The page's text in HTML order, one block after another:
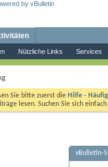
Nützliche Links Services
Sie bitte zuerst die Hilfe -
lesen. Suchen Sie sich
vBulletin-